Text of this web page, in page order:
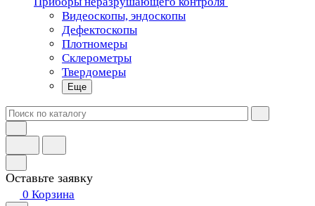
Видеоскопы, эндоскопы
Дефектоскопы
Плотномеры
Склерометры
Твердомеры
Еще
Оставьте заявку
0 Корзина